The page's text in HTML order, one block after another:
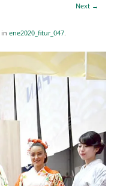
Next →
inene2020_fitur_047